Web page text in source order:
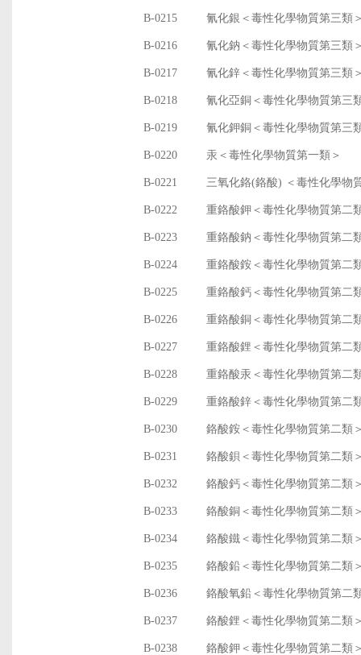
B-0215 氰化銀＜毒性化學物質第三類
B-0216 氰化鈉＜毒性化學物質第三類
B-0217 氰化鋅＜毒性化學物質第三類
B-0218 氰化亞銅＜毒性化學物質第三
B-0219 氰化鉀銅＜毒性化學物質第三
B-0220 汞＜毒性化學物質第一類＞
B-0221 三氧化鉻(鉻酸) ＜毒性化學物
B-0222 重鉻酸鉀＜毒性化學物質第二
B-0223 重鉻酸鈉＜毒性化學物質第二
B-0224 重鉻酸銨＜毒性化學物質第二
B-0225 重鉻酸鈣＜毒性化學物質第二
B-0226 重鉻酸銅＜毒性化學物質第二
B-0227 重鉻酸鋰＜毒性化學物質第二
B-0228 重鉻酸汞＜毒性化學物質第二
B-0229 重鉻酸鋅＜毒性化學物質第二
B-0230 鉻酸銨＜毒性化學物質第二類
B-0231 鉻酸鋇＜毒性化學物質第二類
B-0232 鉻酸鈣＜毒性化學物質第二類
B-0233 鉻酸銅＜毒性化學物質第二類
B-0234 鉻酸鐵＜毒性化學物質第二類
B-0235 鉻酸鉛＜毒性化學物質第二類
B-0236 鉻酸氧鉛＜毒性化學物質第二
B-0237 鉻酸鋰＜毒性化學物質第二類
B-0238 鉻酸鉀＜毒性化學物質第二類